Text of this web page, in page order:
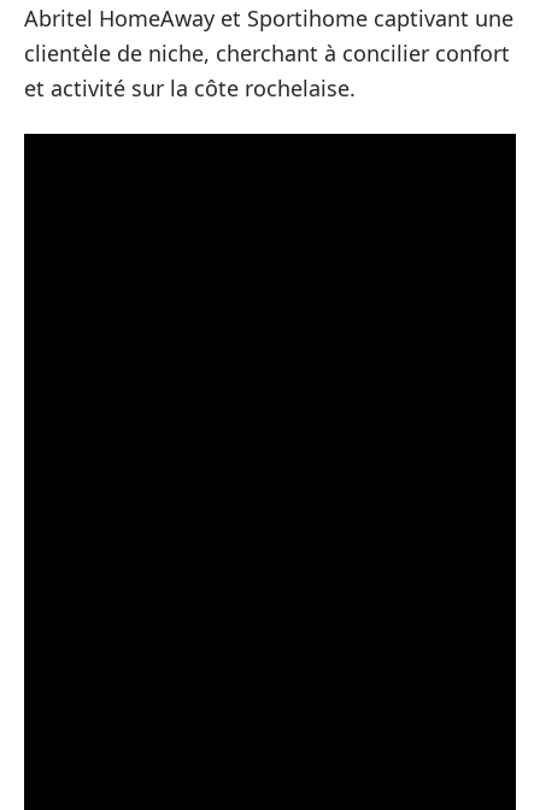
Abritel HomeAway et Sportihome captivant une
clientèle de niche, cherchant à concilier confort
et activité sur la côte rochelaise.